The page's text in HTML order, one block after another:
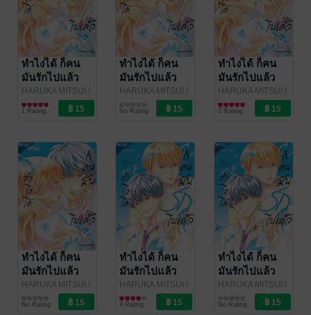
ทำไงได้ ก็คน
มันรักไปแล้ว
ตอน 28 + ตอน
พิเศษ
HARUKA MITSUI /
Bongkoch
Publishing
การ์ตูนรายตอน
1 Rating
ทำไงได้ ก็คน
มันรักไปแล้ว
ตอน 27
HARUKA MITSUI /
Bongkoch
Publishing
การ์ตูนรายตอน
No Rating
ทำไงได้ ก็คน
มันรักไปแล้ว
ตอน 26
HARUKA MITSUI /
Bongkoch
Publishing
การ์ตูนรายตอน
2 Rating
ทำไงได้ ก็คน
มันรักไปแล้ว
ตอน 25
HARUKA MITSUI /
Bongkoch
Publishing
การ์ตูนรายตอน
No Rating
ทำไงได้ ก็คน
มันรักไปแล้ว
ตอน 24
HARUKA MITSUI /
Bongkoch
Publishing
การ์ตูนรายตอน
4 Rating
ทำไงได้ ก็คน
มันรักไปแล้ว
ตอน 23
HARUKA MITSUI /
Bongkoch
Publishing
การ์ตูนรายตอน
No Rating